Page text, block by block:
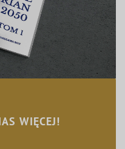
WIĘCEJ!